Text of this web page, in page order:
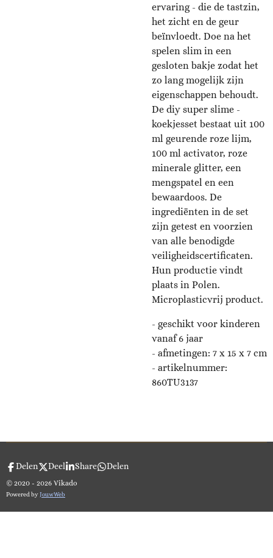
ervaring - die de tastzin,
het zicht en de geur
beïnvloedt. Doe na het
spelen slim in een
gesloten bakje zodat het
zo lang mogelijk zijn
eigenschappen behoudt.
De diy super slime -
koekjesset bestaat uit 100
ml geurende roze lijm,
100 ml activator, roze
minerale glitter, een
mengspatel en een
bewaardoos. De
ingrediënten in de set
zijn getest en voorzien
van alle benodigde
veiligheidscertificaten.
Hun productie vindt
plaats in Polen.
Microplasticvrij product.
- geschikt voor kinderen
vanaf 6 jaar
- afmetingen: 7 x 15 x 7 cm
- artikelnummer:
860TU3137
Delen Deel Share Delen
© 2020 - 2026 Vikado
Powered byJouwWeb